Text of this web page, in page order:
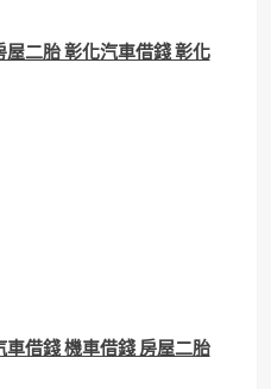
二胎 彰化汽車借錢 彰化
借錢 機車借錢 房屋二胎